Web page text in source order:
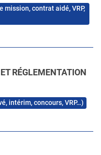
mission, contrat aidé, VRP,
RÉGLEMENTATION
intérim, concours, VRP…)